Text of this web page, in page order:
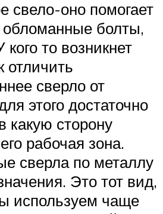
свело-оно помогает
обломанные болты,
то возникнет
отличить
сверло от
этого достаточно
какую сторону
рабочая зона.
сверла по металлу
Это тот вид,
используем чаще